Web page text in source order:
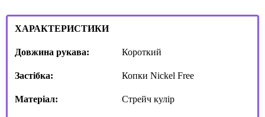
ХАРАКТЕРИСТИКИ
Довжина рукава: Короткий
Застібка: Копки Nickel Free
Матеріал: Стрейч кулір